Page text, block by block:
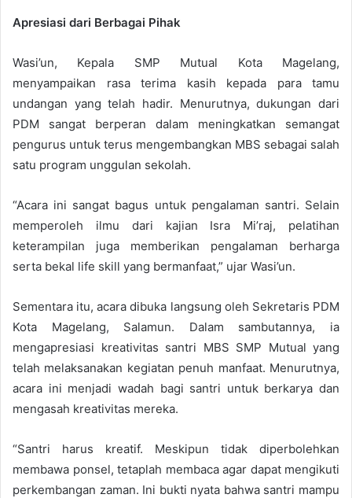
Apresiasi dari Berbagai Pihak
Wasi’un, Kepala SMP Mutual Kota Magelang,
menyampaikan rasa terima kasih kepada para tamu
undangan yang telah hadir. Menurutnya, dukungan dari
PDM sangat berperan dalam meningkatkan semangat
pengurus untuk terus mengembangkan MBS sebagai salah
satu program unggulan sekolah.
“Acara ini sangat bagus untuk pengalaman santri. Selain
memperoleh ilmu dari kajian Isra Mi’raj, pelatihan
keterampilan juga memberikan pengalaman berharga
serta bekal life skill yang bermanfaat,” ujar Wasi’un.
Sementara itu, acara dibuka langsung oleh Sekretaris PDM
Kota Magelang, Salamun. Dalam sambutannya, ia
mengapresiasi kreativitas santri MBS SMP Mutual yang
telah melaksanakan kegiatan penuh manfaat. Menurutnya,
acara ini menjadi wadah bagi santri untuk berkarya dan
mengasah kreativitas mereka.
“Santri harus kreatif. Meskipun tidak diperbolehkan
membawa ponsel, tetaplah membaca agar dapat mengikuti
perkembangan zaman. Ini bukti nyata bahwa santri mampu